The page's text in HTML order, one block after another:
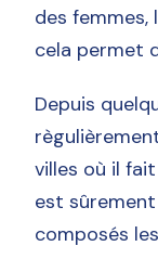
des
cela permet
Depuis
villes où il
est
composés